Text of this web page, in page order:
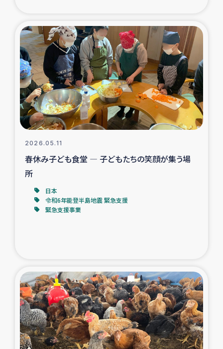
スリランカ南部洪水被災者支援
スリランカの南北女性をつなぐサリー・リサイクル・プロ
ジェクト
復興支援事業
民際教育事業
令和6年能登半島地震 緊急支援
タイ国境ミャンマー移民子ども支援
漁民によるマングローブ植林活動
レバノンでのシリア難民への食糧・越冬支援
2026.05.11
春休み子ども食堂 ― 子どもたちの笑顔が集う場
所
日本
令和6年能登半島地震 緊急支援
緊急支援事業